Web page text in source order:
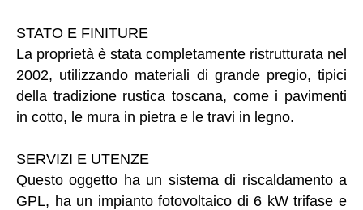
STATO E FINITURE
La proprietà è stata completamente ristrutturata nel
2002, utilizzando materiali di grande pregio, tipici
della tradizione rustica toscana, come i pavimenti
in cotto, le mura in pietra e le travi in legno.
SERVIZI E UTENZE
Questo oggetto ha un sistema di riscaldamento a
GPL, ha un impianto fotovoltaico di 6 kW trifase e